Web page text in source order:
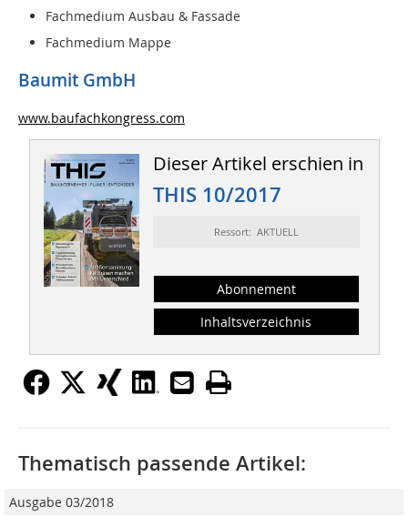
Fachmedium Ausbau & Fassade
Fachmedium Mappe
Baumit GmbH
www.baufachkongress.com
Dieser Artikel erschien in
THIS 10/2017
Ressort: AKTUELL
Abonnement
Inhaltsverzeichnis
Thematisch passende Artikel:
Ausgabe 03/2018